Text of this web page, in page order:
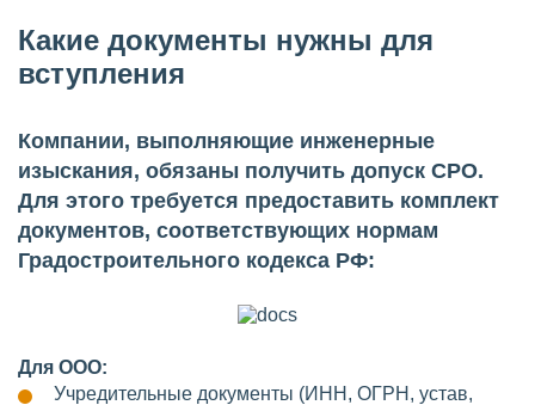
Какие документы нужны для
вступления
Компании, выполняющие инженерные
изыскания, обязаны получить допуск СРО.
Для этого требуется предоставить комплект
документов, соответствующих нормам
Градостроительного кодекса РФ:
Для ООО:
Учредительные документы (ИНН, ОГРН, устав,